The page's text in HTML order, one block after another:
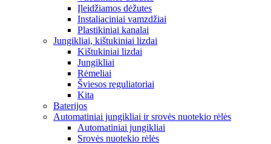
Įleidžiamos dėžutes
Instaliaciniai vamzdžiai
Plastikiniai kanalai
Jungikliai, kištukiniai lizdai
Kištukiniai lizdai
Jungikliai
Rėmeliai
Šviesos reguliatoriai
Kita
Baterijos
Automatiniai jungikliai ir srovės nuotekio rėlės
Automatiniai jungikliai
Srovės nuotekio rėlės